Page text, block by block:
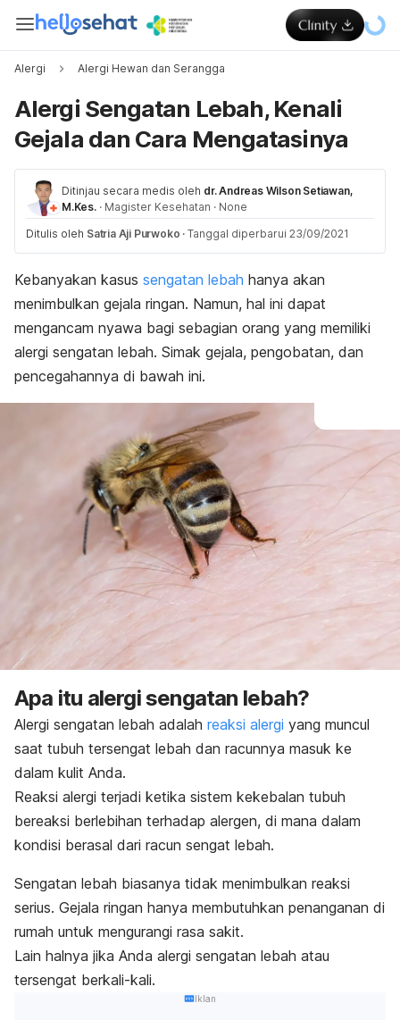
Alergi Alergi Hewan dan Serangga
Alergi Sengatan Lebah, Kenali
Gejala dan Cara Mengatasinya
Ditinjau secara medis oleh dr. Andreas Wilson Setiawan,
M.Kes. · Magister Kesehatan · None
Ditulis oleh Satria Aji Purwoko · Tanggal diperbarui 23/09/2021
Kebanyakan kasus sengatan lebah hanya akan
menimbulkan gejala ringan. Namun, hal ini dapat
mengancam nyawa bagi sebagian orang yang memiliki
alergi sengatan lebah. Simak gejala, pengobatan, dan
pencegahannya di bawah ini.
Apa itu alergi sengatan lebah?
Alergi sengatan lebah adalah reaksi alergi yang muncul
saat tubuh tersengat lebah dan racunnya masuk ke
dalam kulit Anda.
Reaksi alergi terjadi ketika sistem kekebalan tubuh
bereaksi berlebihan terhadap alergen, di mana dalam
kondisi berasal dari racun sengat lebah.
Sengatan lebah biasanya tidak menimbulkan reaksi
serius. Gejala ringan hanya membutuhkan penanganan di
rumah untuk mengurangi rasa sakit.
Lain halnya jika Anda alergi sengatan lebah atau
tersengat berkali-kali.
Iklan